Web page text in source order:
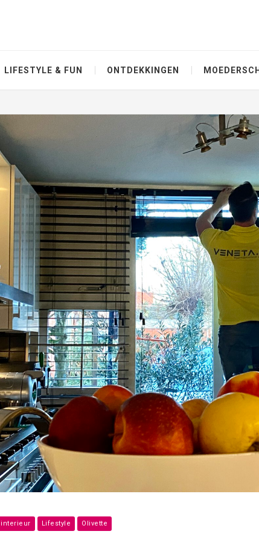
LIFESTYLE & FUN ONTDEKKINGEN
interieur Lifestyle Olivette